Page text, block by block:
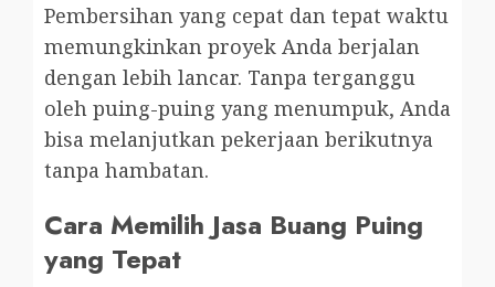
Pembersihan yang cepat dan tepat waktu
memungkinkan proyek Anda berjalan
dengan lebih lancar. Tanpa terganggu
oleh puing-puing yang menumpuk, Anda
bisa melanjutkan pekerjaan berikutnya
tanpa hambatan.
Cara Memilih Jasa Buang Puing
yang Tepat